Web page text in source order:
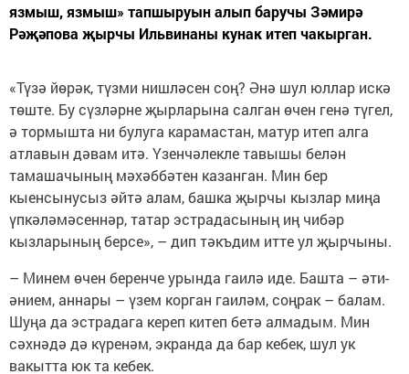
язмыш, язмыш» тапшыруын алып баручы Зәмирә
Рәҗәпова җырчы Ильвинаны кунак итеп чакырган.
«Түзә йөрәк, түзми нишләсен соң? Әнә шул юллар искә
төште. Бу сүзләрне җырларына салган өчен генә түгел,
ә тормышта ни булуга карамастан, матур итеп алга
атлавын дәвам итә. Үзенчәлекле тавышы белән
тамашачының мәхәббәтен казанган. Мин бер
кыенсынусыз әйтә алам, башка җырчы кызлар миңа
үпкәләмәсеннәр, татар эстрадасының иң чибәр
кызларының берсе», – дип тәкъдим итте ул җырчыны.
– Минем өчен беренче урында гаилә иде. Башта – әти-
әнием, аннары – үзем корган гаиләм, соңрак – балам.
Шуңа да эстрадага кереп китеп бетә алмадым. Мин
сәхнәдә дә күренәм, экранда да бар кебек, шул ук
вакытта юк та кебек.